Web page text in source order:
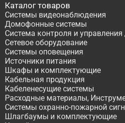
Каталог товаров
Системы видеонаблюдения
Домофонные системы
Система контроля и управления
Сетевое оборудование
Системы оповещения
Источники питания
Шкафы и комплектующие
Кабельная продукция
Кабеленесущие системы
Расходные материалы,
Системы охранно-пожарной
Шлагбаумы и комплектующие